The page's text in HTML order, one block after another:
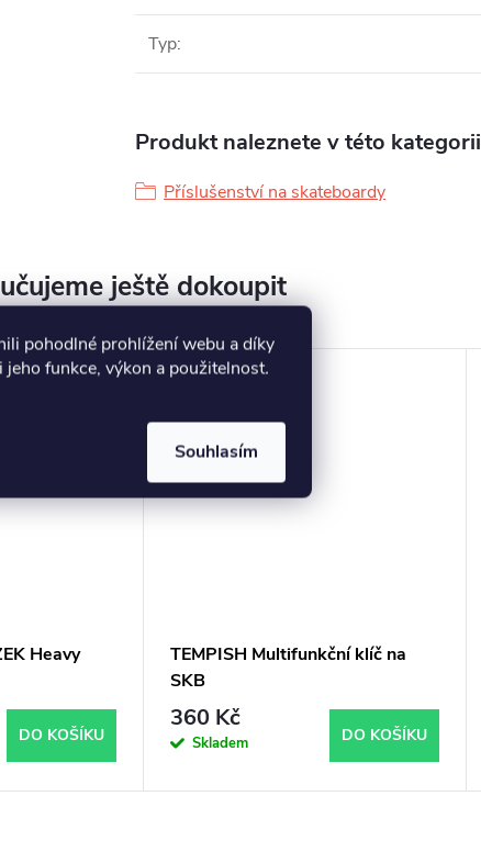
pohodlné prohlížení webu a díky
funkce, výkon a použitelnost.
Souhlasím
Typ:
Produkt naleznete v této kategorii
Příslušenství na skateboardy
ještě dokoupit
Heavy
DO KOŠÍKU
TEMPISH Multifunkční klíč na
SKB
360 Kč
Skladem DO KOŠÍKU